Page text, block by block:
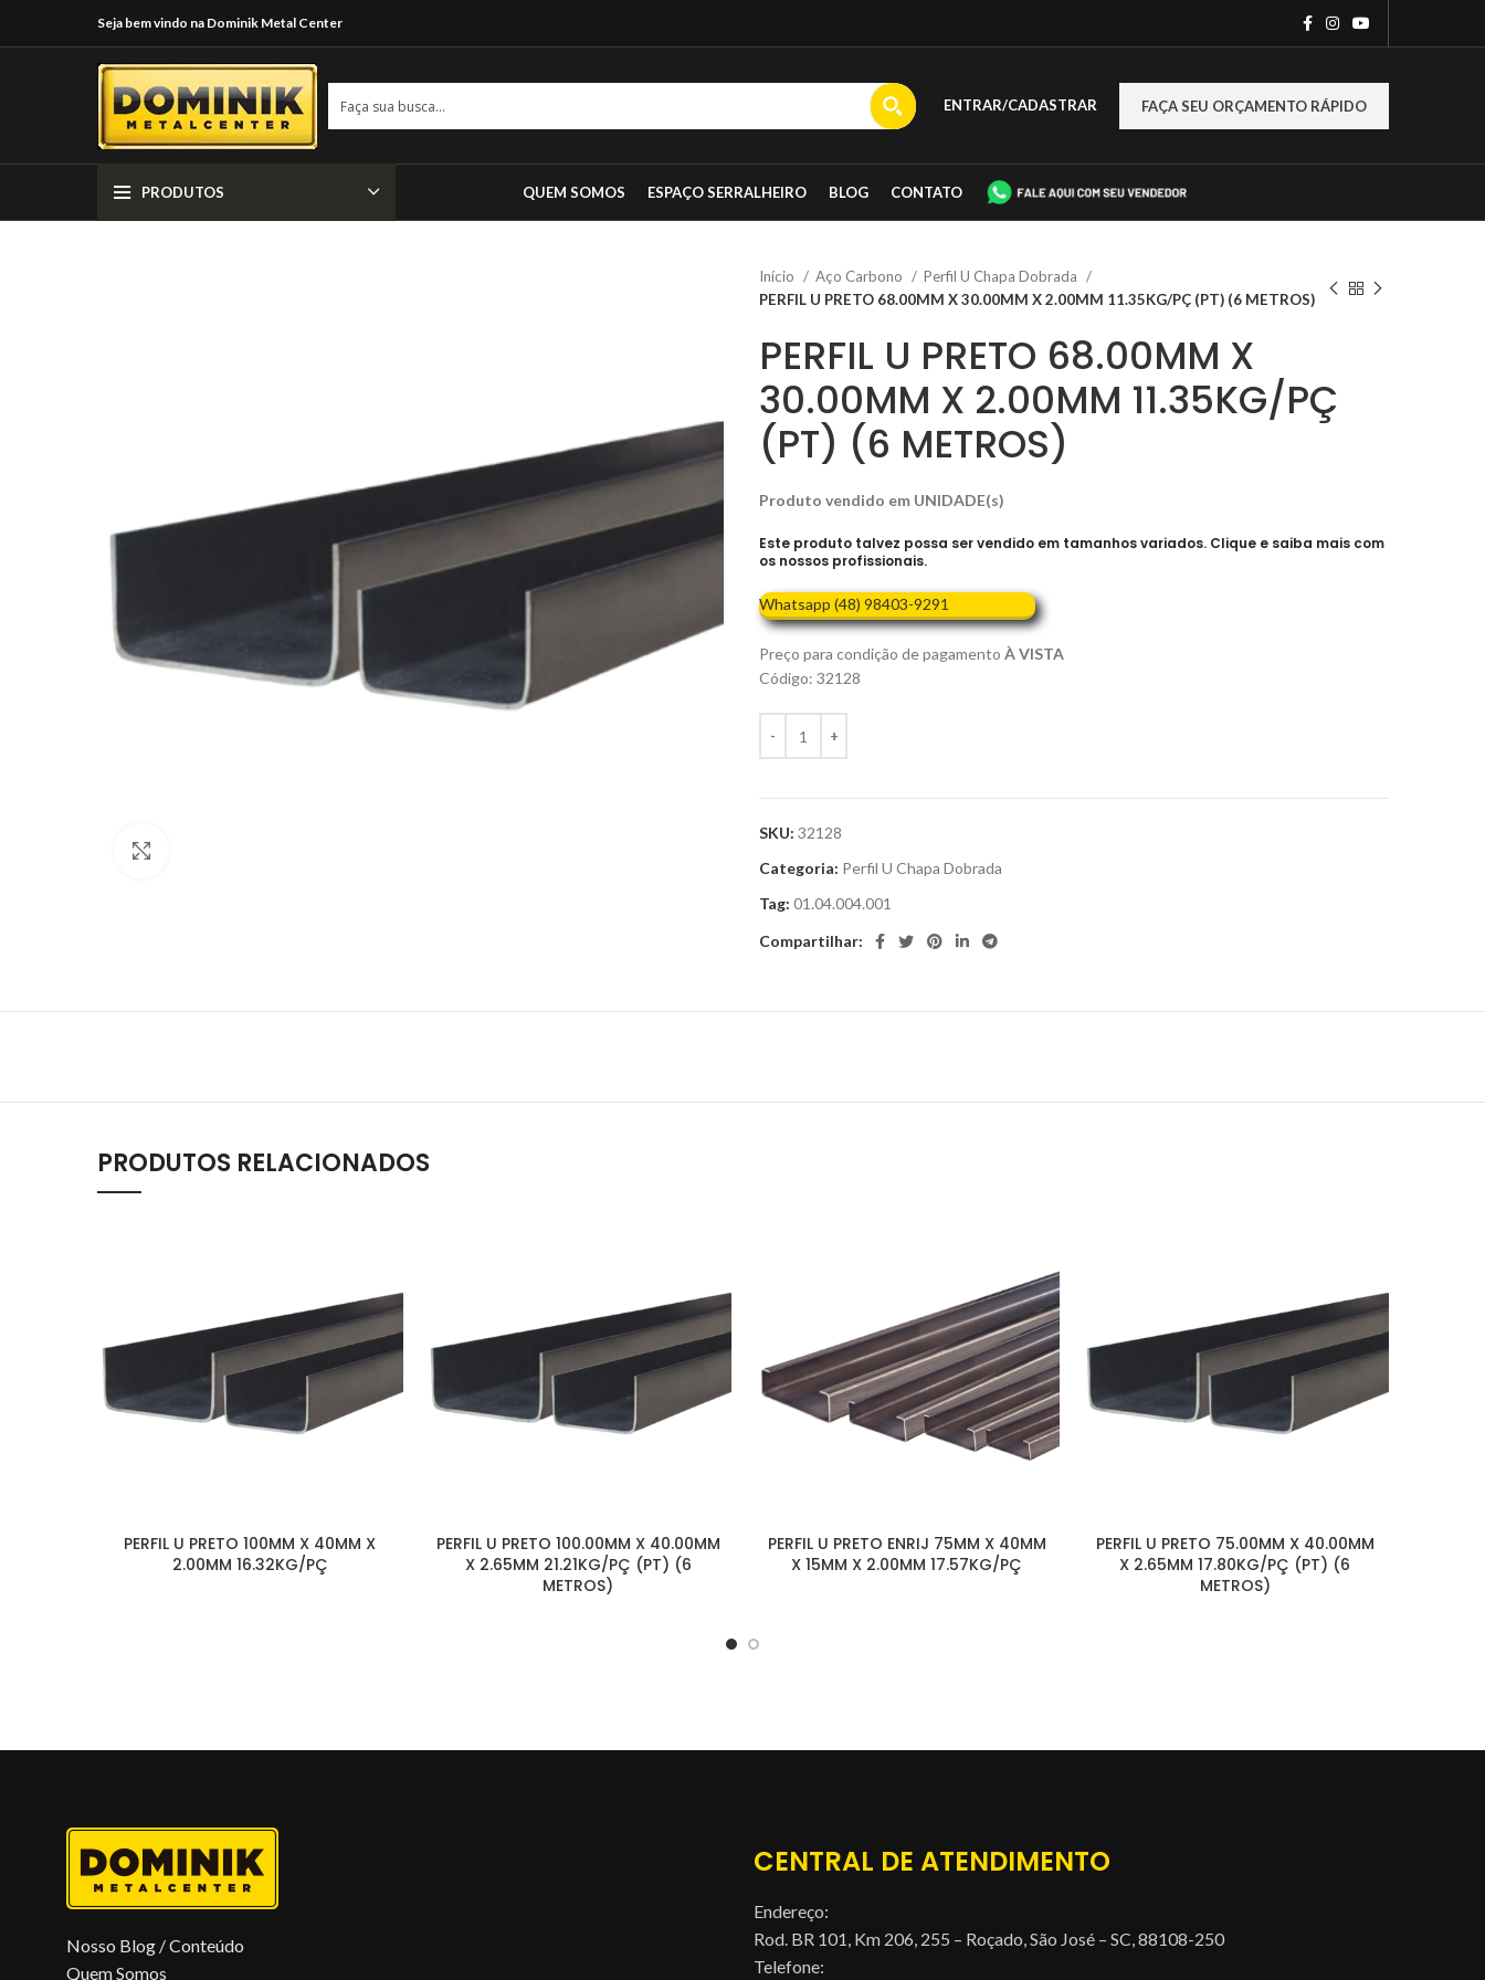
Seja bem vindo na Dominik Metal Center
ENTRAR/CADASTRAR FAÇA SEU ORÇAMENTO RÁPIDO
PRODUTOS QUEM SOMOS ESPAÇO SERRALHEIRO BLOG CONTATO
Início Aço Carbono
Perfil U Chapa Dobrada
PERFIL U PRETO 68.00MM X 30.00MM X 2.00MM 11.35KG/PÇ (PT) (6 METROS)
PERFIL U PRETO 68.00MM X
30.00MM X 2.00MM 11.35KG/PÇ
(PT) (6 METROS)
Produto vendido em UNIDADE(s)
Este produto talvez possa ser vendido em tamanhos variados. Clique e saiba mais com
os nossos profissionais.
Whatsapp (48) 98403-9291
Preço para condição de pagamento À VISTA
Código: 32128
SKU: 32128
Categoria: Perfil U Chapa Dobrada
Tag: 01.04.004.001
Compartilhar:
PRODUTOS RELACIONADOS
PERFIL U PRETO 100MM X 40MM X
2.00MM 16.32KG/PÇ
PERFIL U PRETO 100.00MM X 40.00MM
X 2.65MM 21.21KG/PÇ (PT) (6
METROS)
PERFIL U PRETO ENRIJ 75MM X 40MM
X 15MM X 2.00MM 17.57KG/PÇ
PERFIL U PRETO 75.00MM X 40.00MM
X 2.65MM 17.80KG/PÇ (PT) (6
METROS)
Nosso Blog / Conteúdo
Quem Somos
CENTRAL DE ATENDIMENTO
Endereço:
Rod. BR 101, Km 206, 255 – Roçado, São José – SC, 88108-250
Telefone: